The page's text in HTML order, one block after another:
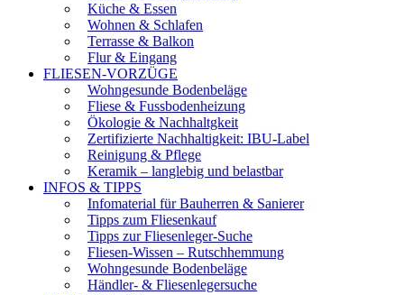
Küche & Essen
Wohnen & Schlafen
Terrasse & Balkon
Flur & Eingang
FLIESEN-VORZÜGE
Wohngesunde Bodenbeläge
Fliese & Fussbodenheizung
Ökologie & Nachhaltgkeit
Zertifizierte Nachhaltigkeit: IBU-Label
Reinigung & Pflege
Keramik – langlebig und belastbar
INFOS & TIPPS
Infomaterial für Bauherren & Sanierer
Tipps zum Fliesenkauf
Tipps zur Fliesenleger-Suche
Fliesen-Wissen – Rutschhemmung
Wohngesunde Bodenbeläge
Händler- & Fliesenlegersuche